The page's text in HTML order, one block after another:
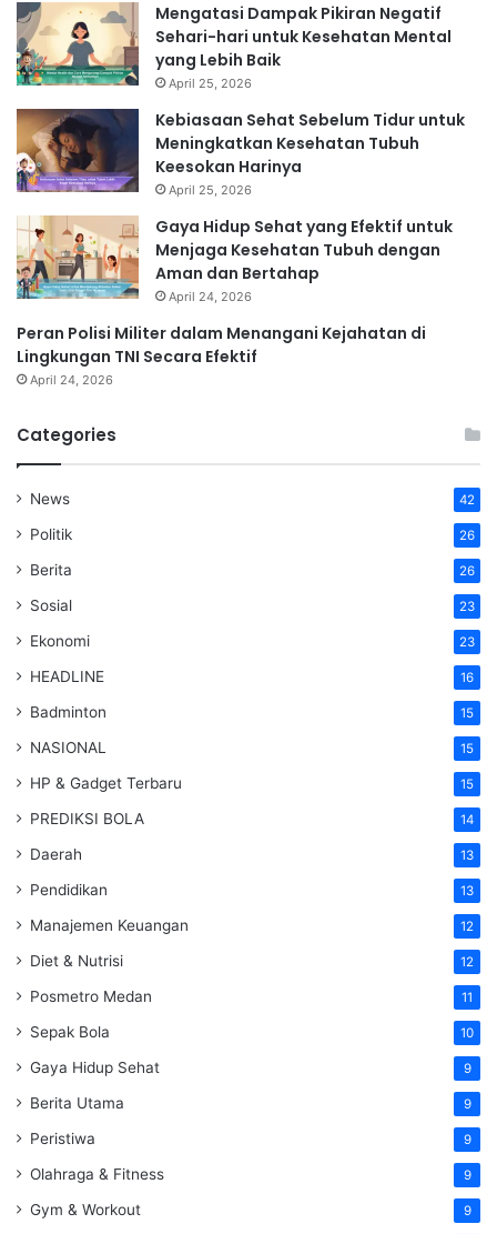
Mengatasi Dampak Pikiran Negatif
Sehari-hari untuk Kesehatan Mental
yang Lebih Baik
April 25, 2026
Kebiasaan Sehat Sebelum Tidur untuk
Meningkatkan Kesehatan Tubuh
Keesokan Harinya
April 25, 2026
Gaya Hidup Sehat yang Efektif untuk
Menjaga Kesehatan Tubuh dengan
Aman dan Bertahap
April 24, 2026
Peran Polisi Militer dalam Menangani Kejahatan di
Lingkungan TNI Secara Efektif
April 24, 2026
Categories
News 42
Politik 26
Berita 26
Sosial 23
Ekonomi 23
HEADLINE 16
Badminton 15
NASIONAL 15
HP & Gadget Terbaru 15
PREDIKSI BOLA 14
Daerah 13
Pendidikan 13
Manajemen Keuangan 12
Diet & Nutrisi 12
Posmetro Medan 11
Sepak Bola 10
Gaya Hidup Sehat 9
Berita Utama 9
Peristiwa 9
Olahraga & Fitness 9
Gym & Workout 9